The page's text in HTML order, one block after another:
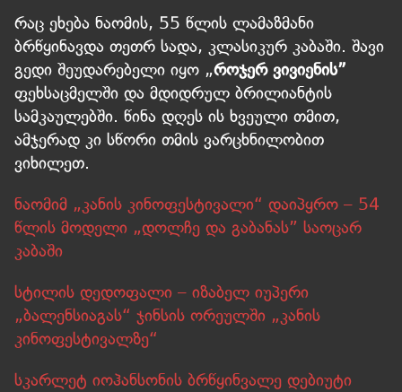
რაც ეხება ნაომის, 55 წლის ლამაზმანი
ბრწყინავდა თეთრ სადა, კლასიკურ კაბაში. შავი
გედი შეუდარებელი იყო „როჯერ ვივიენის”
ფეხსაცმელში და მდიდრულ ბრილიანტის
სამკაულებში. წინა დღეს ის ხვეული თმით,
ამჯერად კი სწორი თმის ვარცხნილობით
ვიხილეთ.
ნაომიმ „კანის კინოფესტივალი“ დაიპყრო – 54
წლის მოდელი „დოლჩე და გაბანას” საოცარ
კაბაში
სტილის დედოფალი – იზაბელ იუპერი
„ბალენსიაგას“ ჯინსის ორეულში „კანის
კინოფესტივალზე“
სკარლეტ იოჰანსონის ბრწყინვალე დებიუტი